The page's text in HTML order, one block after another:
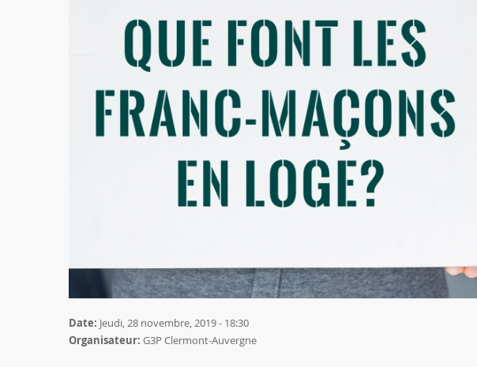
Date: Jeudi, 28 novembre, 2019 - 18:30
Organisateur: G3P Clermont-Auvergne